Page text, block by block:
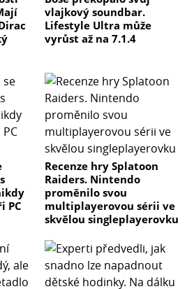
vlajkový soundbar.
Lifestyle Ultra může
vyrůst až na 7.1.4
PC
Recenze hry Splatoon
Raiders. Nintendo
proměnilo svou
multiplayerovou sérii ve
skvělou singleplayerovku